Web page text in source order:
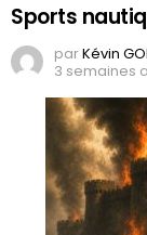
Sports
parKévin
3 semaines